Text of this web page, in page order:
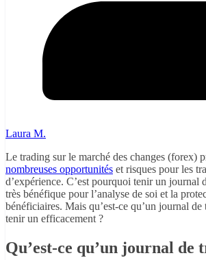
Laura M.
Le trading sur le marché des changes (forex)
nombreuses opportunités et risques pour les
d’expérience. C’est pourquoi tenir un journal
très bénéfique pour l’analyse de soi et la
bénéficiaires. Mais qu’est-ce qu’un journal
tenir un efficacement ?
Qu’est-ce qu’un journal de